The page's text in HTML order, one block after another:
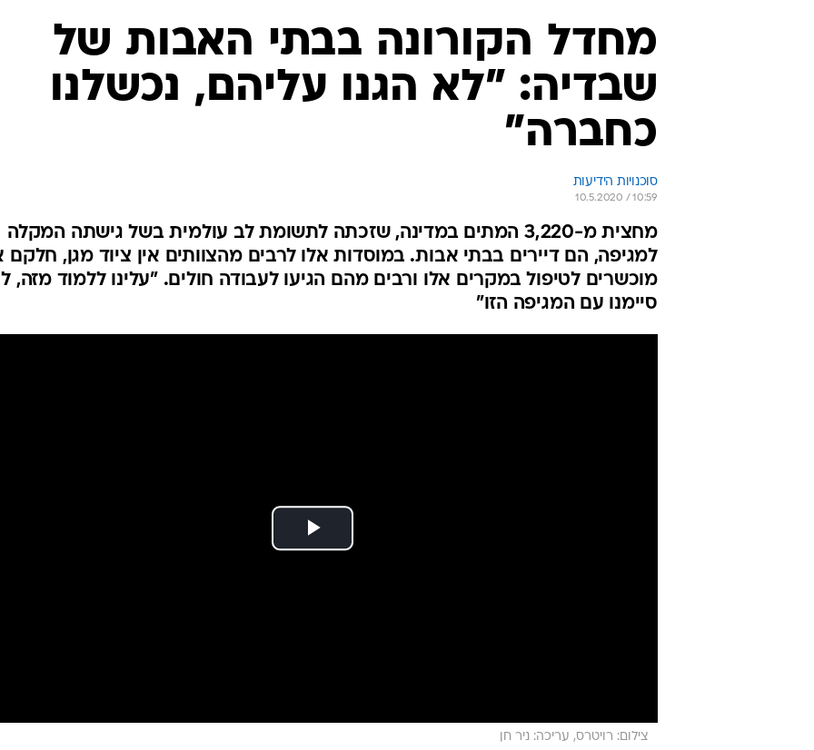
חדשות
המייל האדום
מחדל הקורונה בבתי האבות של
שבדיה: "לא הגנו עליהם, נכשלנו
כחברה"
סוכנויות הידיעות
10.5.2020 / 10:59
מחצית מ-3,220 המתים במדינה, שזכתה לתשומת לב עולמית בשל גישתה המקלה
למגיפה, הם דיירים בבתי אבות. במוסדות אלו לרבים מהצוותים אין ציוד מגן, חלקם
מוכשרים לטיפול במקרים אלו ורבים מהם הגיעו לעבודה חולים. "עלינו ללמוד מזה,
סיימנו עם המגיפה הזו"
צילום: רויטרס, עריכה: ניר חן